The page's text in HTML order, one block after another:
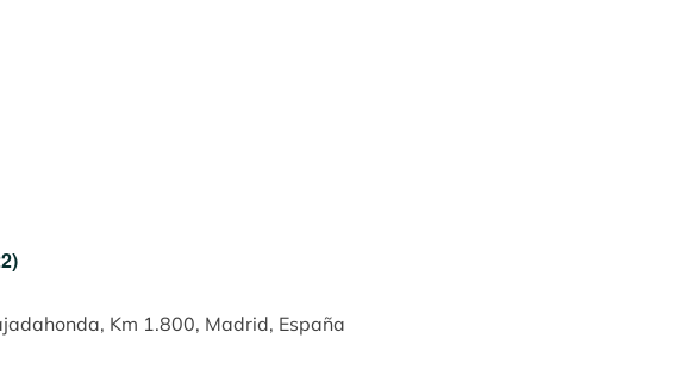
Km 1.800, Madrid, España